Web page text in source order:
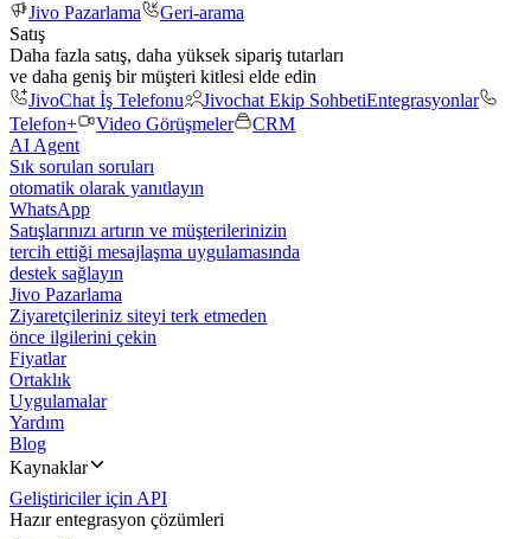
Jivo Pazarlama
Geri-arama
Satış
Daha fazla satış, daha yüksek sipariş tutarları
ve daha geniş bir müşteri kitlesi elde edin
JivoChat İş Telefonu
Jivochat Ekip SohbetiEntegrasyonlar
Telefon+
Video Görüşmeler
CRM
AI Agent
Sık sorulan soruları
otomatik olarak yanıtlayın
WhatsApp
Satışlarınızı artırın ve müşterilerinizin
tercih ettiği mesajlaşma uygulamasında
destek sağlayın
Jivo Pazarlama
Ziyaretçileriniz siteyi terk etmeden
önce ilgilerini çekin
Fiyatlar
Ortaklık
Uygulamalar
Yardım
Blog
Kaynaklar
Geliştiriciler için API
Hazır entegrasyon çözümleri